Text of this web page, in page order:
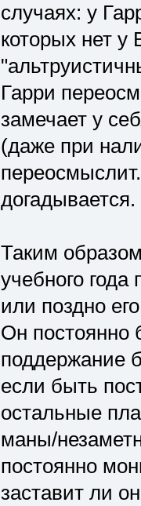
случаях: у
которых нет
Гарри
замечает у
(даже при
догадывается.
Таким
учебного
или поздно
Он постоянно
поддержание
если быть
остальные
маны/
постоянно
заставит ли